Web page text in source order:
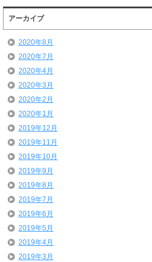
アーカイブ
2020年8月
2020年7月
2020年4月
2020年3月
2020年2月
2020年1月
2019年12月
2019年11月
2019年10月
2019年9月
2019年8月
2019年7月
2019年6月
2019年5月
2019年4月
2019年3月